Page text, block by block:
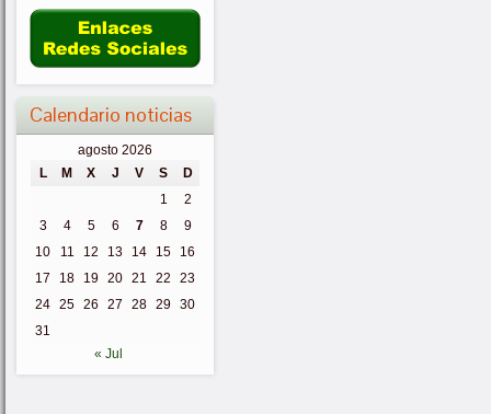
Calendario noticias
agosto 2026
L
M X J V S
D
1
2
3
4 5 6 7 8
9
10
11 12 13 14 15
16
17
18 19 20 21 22
23
24 25 26 27 28 29 30
31
« Jul